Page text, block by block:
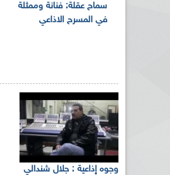
سماح عقلة: فنانة وممثلة
في المسرح الاذاعي
وجوه إذاعية : جلال شندالي